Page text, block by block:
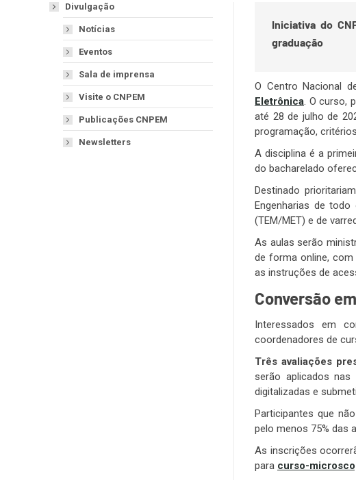
Iniciativa do
graduação
O Centro Nacional
Eletrônica. O curso,
até 28 de julho de
programação,
A disciplina é a
do bacharelado
Destinado
Engenharias de
(TEM/MET) e de
As aulas serão
de forma online,
as instruções de
Conversão
Interessados em
coordenadores de
Três avaliações
serão aplicados nas
digitalizadas e
Participantes que
pelo menos 75% das
As inscrições
para curso-
Divulgação
Notícias
Eventos
Sala de imprensa
Visite o CNPEM
Publicações CNPEM
Newsletters